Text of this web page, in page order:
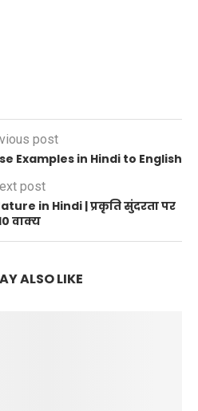
post
Examples in Hindi to English
post
in Hindi | प्रकृति सुंदरता पर
वाक्य
ALSO LIKE